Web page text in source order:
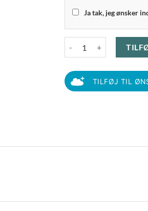
Ja tak, jeg ønsker
TILFØJ TIL